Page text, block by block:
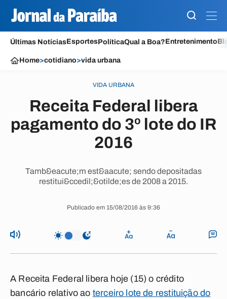
Últimas NotíciasEsportesPolíticaQual a Boa?Entretenimento
Home>cotidiano>vida urbana
VIDA URBANA
Receita Federal libera
pagamento do 3º lote do IR
2016
Tamb&eacute;m est&aacute; sendo depositadas
restitui&ccedil;&otilde;es de 2008 a 2015.
Publicado em 15/08/2016 às 9:36
A Receita Federal libera hoje (15) o crédito
bancário relativo ao terceiro lote de restituição do